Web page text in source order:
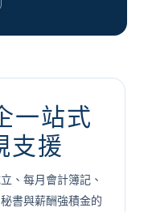
一站式
支援
、每月會計簿記、
書與薪酬強積金的